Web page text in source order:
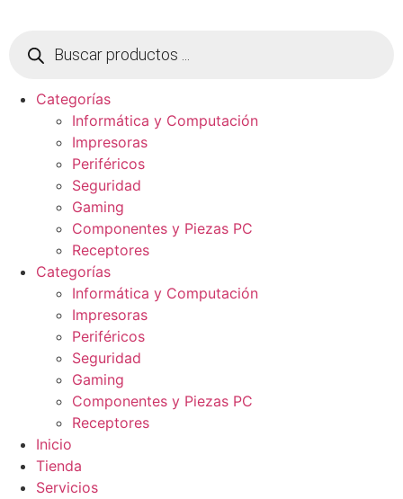
contenido
productos
Categorías
Informática y Computación
Impresoras
Periféricos
Seguridad
Gaming
Componentes y Piezas PC
Receptores
Categorías
Informática y Computación
Impresoras
Periféricos
Seguridad
Gaming
Componentes y Piezas PC
Receptores
Inicio
Tienda
Servicios